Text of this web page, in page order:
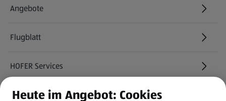
Angebote
Flugblatt
HOFER Services
Newsletter
Heute im Angebot: Cookies